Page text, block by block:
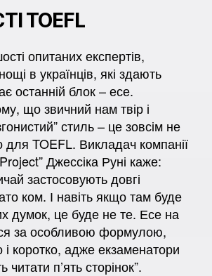
TOEFL
опитаних експертів,
в українців, які здають
останній блок – есе.
що звичний нам твір і
стиль – це зовсім не
для TOEFL. Викладач компанії
Джессіка Руні каже:
застосовують довгі
ком. І навіть якщо там буде
думок, це буде не те. Есе на
за особливою формулою,
коротко, адже екзаменатори
читати п’ять сторінок”.